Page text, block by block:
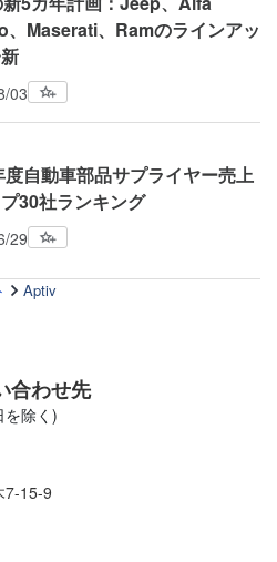
Aptiv
、Maserati、Ramのラインアッ
03
自動車部品サプライヤー売上
30社ランキング
29
合わせ先
を除く)
7-15-9